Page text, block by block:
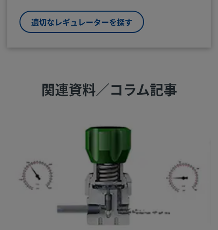
適切なレギュレーターを探す
関連資料／コラム記事